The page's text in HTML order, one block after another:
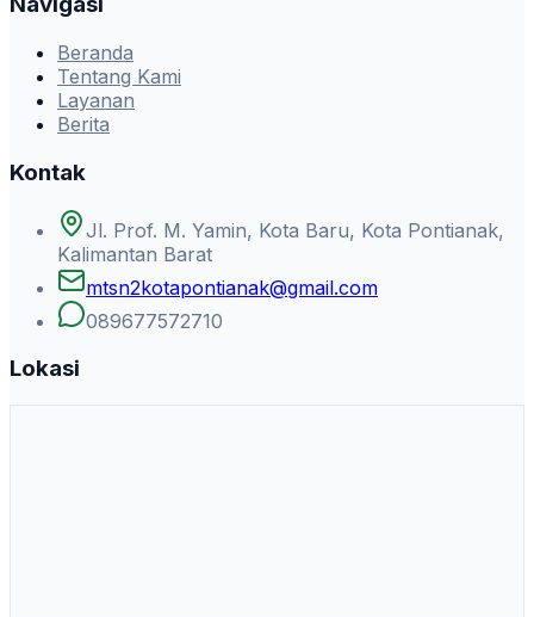
Beranda
Tentang Kami
Layanan
Berita
Kontak
Jl. Prof. M. Yamin, Kota Baru, Kota Pontianak,
Kalimantan Barat
mtsn2kotapontianak@gmail.com
089677572710
Lokasi